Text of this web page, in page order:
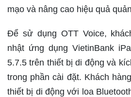
mạo và nâng cao hiệu quả
Để sử dụng OTT Voice,
nhật ứng dụng VietinBank
5.7.5 trên thiết bị di động và
trong phần cài đặt. Khách
thiết bị di động với loa